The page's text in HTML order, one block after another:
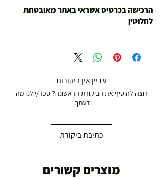
הרכישה בכרטיס אשראי באתר מאובטחת
לחלוטין
ספורט שפועלות משנת 1978 .
כל המוצרים עברו בדיקות איכות של החנות ובכל מקרה
עדיין אין ביקורות
רוצה להוסיף את הביקורת הראשונה? ספר/י לנו מה
דעתך.
כתיבת ביקורת
מוצרים קשורים